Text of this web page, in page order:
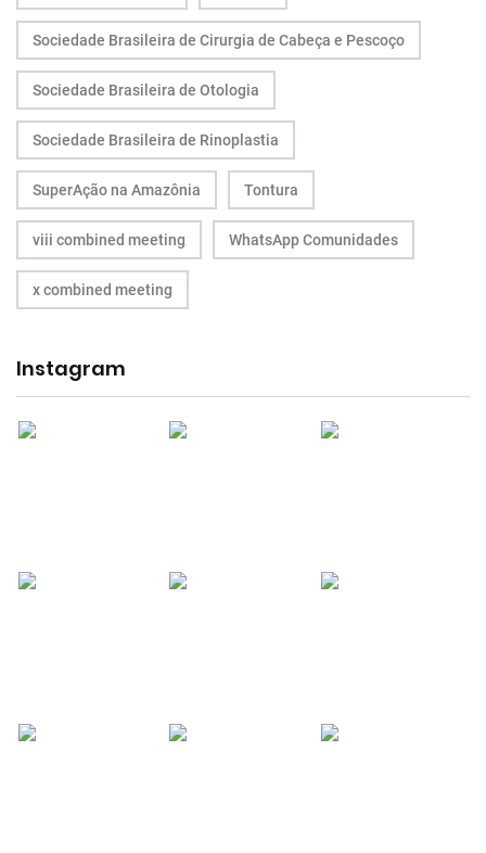
Sociedade Brasileira de Cirurgia de Cabeça e Pescoço
Sociedade Brasileira de Otologia
Sociedade Brasileira de Rinoplastia
SuperAção na Amazônia Tontura
viii combined meeting WhatsApp Comunidades
x combined meeting
Instagram